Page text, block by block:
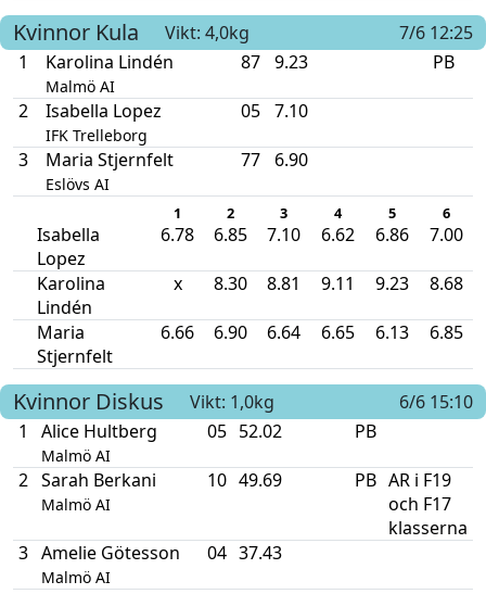
Kvinnor Kula Vikt: 4,0kg
7/6 12:25
1
Karolina Lindén
Malmö AI
87 9.23 PB
2 Isabella Lopez
IFK Trelleborg
05 7.10
3 Maria Stjernfelt
Eslövs AI
77 6.90
1 2 3 4 5 6
Isabella
Lopez
6.78 6.85 7.10 6.62 6.86 7.00
Karolina
Lindén
x 8.30 8.81 9.11 9.23 8.68
Maria
Stjernfelt
6.66 6.90 6.64 6.65 6.13 6.85
Kvinnor Diskus Vikt: 1,0kg
6/6 15:10
1
Alice Hultberg
Malmö AI
05 52.02 PB
2 Sarah Berkani
Malmö AI
10 49.69 PB AR i F19
och F17
klasserna
3 Amelie Götesson
Malmö AI
04 37.43